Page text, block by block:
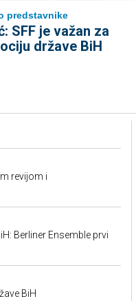
predstavnike
SFF je važan za
države BiH
revijom i
Berliner Ensemble prvi
BiH